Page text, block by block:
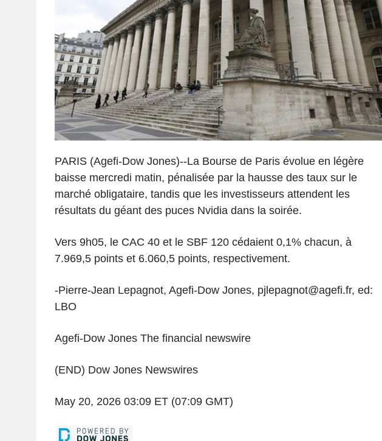
PARIS (Agefi-Dow Jones)--La Bourse de Paris évolue en légère
baisse mercredi matin, pénalisée par la hausse des taux sur le
marché obligataire, tandis que les investisseurs attendent les
résultats du géant des puces Nvidia dans la soirée.
Vers 9h05, le CAC 40 et le SBF 120 cédaient 0,1% chacun, à
7.969,5 points et 6.060,5 points, respectivement.
-Pierre-Jean Lepagnot, Agefi-Dow Jones, pjlepagnot@agefi.fr, ed:
LBO
Agefi-Dow Jones The financial newswire
(END) Dow Jones Newswires
May 20, 2026 03:09 ET (07:09 GMT)